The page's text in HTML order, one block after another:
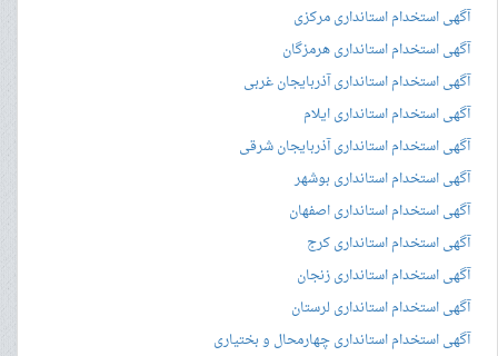
آگهی استخدام استانداری مرکزی
آگهی استخدام استانداری هرمزگان
آگهی استخدام استانداری آذربایجان غربی
آگهی استخدام استانداری ایلام
آگهی استخدام استانداری آذربایجان شرقی
آگهی استخدام استانداری بوشهر
آگهی استخدام استانداری اصفهان
آگهی استخدام استانداری کرج
آگهی استخدام استانداری زنجان
آگهی استخدام استانداری لرستان
آگهی استخدام استانداری چهارمحال و بختیاری